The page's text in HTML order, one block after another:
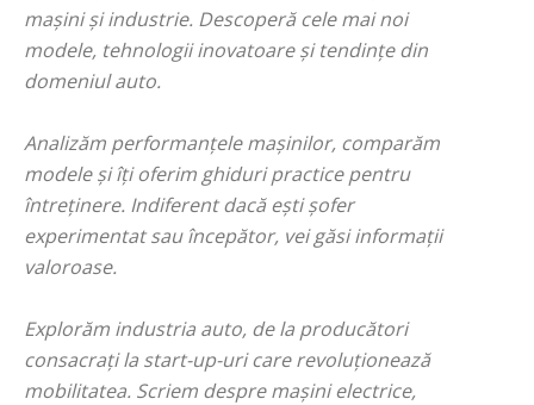
mașini și industrie. Descoperă cele mai noi
modele, tehnologii inovatoare și tendințe din
domeniul auto.
Analizăm performanțele mașinilor, comparăm
modele și îți oferim ghiduri practice pentru
întreținere. Indiferent dacă ești șofer
experimentat sau începător, vei găsi informații
valoroase.
Explorăm industria auto, de la producători
consacrați la start-up-uri care revoluționează
mobilitatea. Scriem despre mașini electrice,